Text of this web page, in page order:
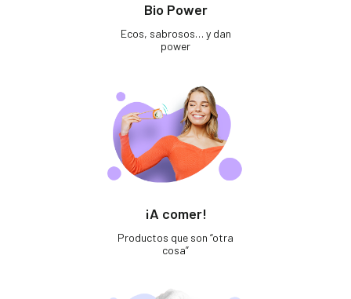
Bio Power
Ecos, sabrosos… y dan
power
¡A comer!
Productos que son “otra
cosa”